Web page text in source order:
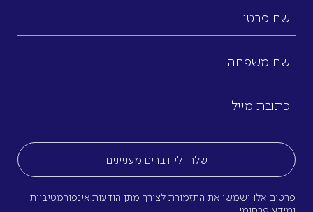
פרטי
משפחה
מייל
פרטים אלו ישמשו את התזמורת לצורך מתן הודעות אינפורמטיביות